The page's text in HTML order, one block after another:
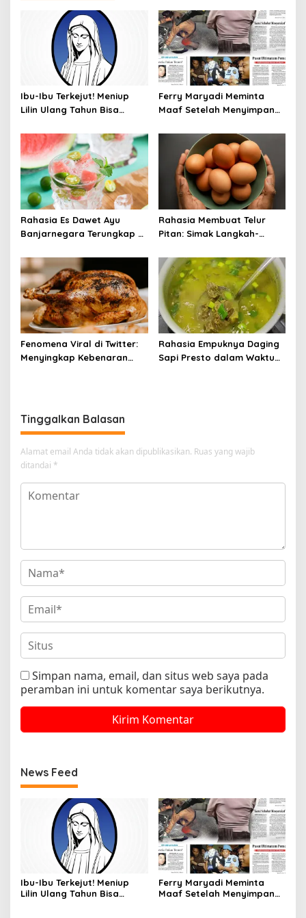
Ibu-Ibu Terkejut! Meniup
Lilin Ulang Tahun Bisa
Ferry Maryadi Meminta
Maaf Setelah Menyimpan
Rahasia Es Dawet Ayu
Banjarnegara Terungkap di
Rahasia Membuat Telur
Pitan: Simak Langkah-
Panduannya
Fenomena Viral di Twitter:
Menyingkap Kebenaran
Rahasia Empuknya Daging
Sapi Presto dalam Waktu
Tinggalkan Balasan
Alamat email Anda tidak akan dipublikasikan. Ruas yang wajib
ditandai *
Simpan nama, email, dan situs web saya pada
peramban ini untuk komentar saya berikutnya.
News Feed
Ibu-Ibu Terkejut! Meniup
Lilin Ulang Tahun Bisa
Ferry Maryadi Meminta
Maaf Setelah Menyimpan